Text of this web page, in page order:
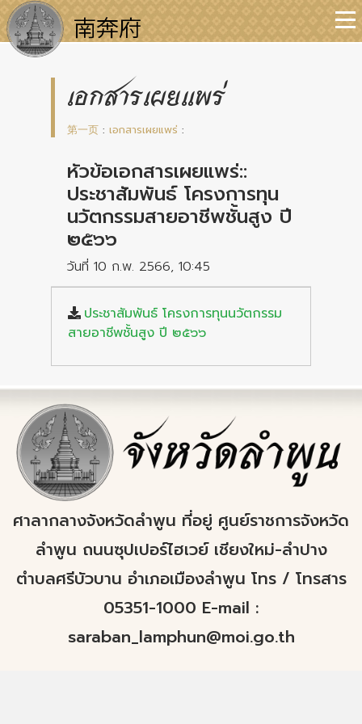
เอกสารเผยแพร่
第一页 : เอกสารเผยแพร่ :
หัวข้อเอกสารเผยแพร่::
ประชาสัมพันธ์ โครงการทุน
นวัตกรรมสายอาชีพชั้นสูง ปี
๒๕๖๖
วันที่ 10 ก.พ. 2566, 10:45
ประชาสัมพันธ์ โครงการทุนนวัตกรรม
สายอาชีพชั้นสูง ปี ๒๕๖๖
ศาลากลางจังหวัดลำพูน ที่อยู่ ศูนย์ราชการจังหวัด
ลำพูน ถนนซุปเปอร์ไฮเวย์ เชียงใหม่-ลำปาง
ตำบลศรีบัวบาน อำเภอเมืองลำพูน โทร / โทรสาร
05351-1000 E-mail :
saraban_lamphun@moi.go.th